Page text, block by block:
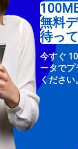
無料
待っ
今すぐ
ータでプ
ください